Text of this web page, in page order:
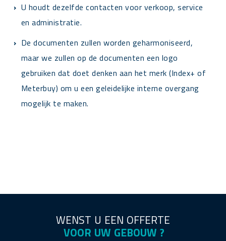
U houdt dezelfde contacten voor verkoop, service
en administratie.
De documenten zullen worden geharmoniseerd,
maar we zullen op de documenten een logo
gebruiken dat doet denken aan het merk (Index+ of
Meterbuy) om u een geleidelijke interne overgang
mogelijk te maken.
WENST U EEN OFFERTE
VOOR UW GEBOUW ?